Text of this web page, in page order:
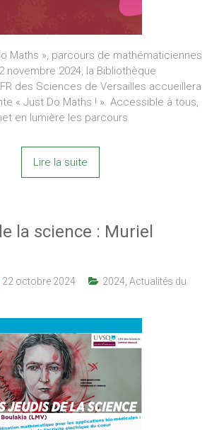
Maths », parcours de mathématiciennes
novembre 2024, la Bibliothèque
des Sciences de Versailles accueillera
« Just Do Maths ! ». Accessible à tous,
en lumière les parcours
Lire la suite
la science : Muriel
22 octobre 2024 2024 ,Actualités du